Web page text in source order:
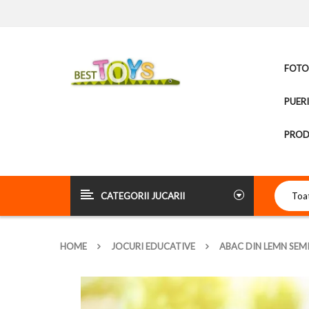
CATEGORII JUCARII
HOME JOCURI EDUCATIVE ABAC DIN LEMN